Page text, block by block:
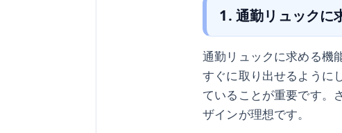
1. 通勤リュックに
通勤リュックに求める機
すぐに取り出せるように
ていることが重要です。
ザインが理想です。